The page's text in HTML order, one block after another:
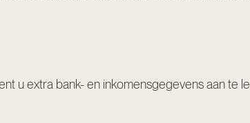
u extra bank- en inkomensgegevens aan te